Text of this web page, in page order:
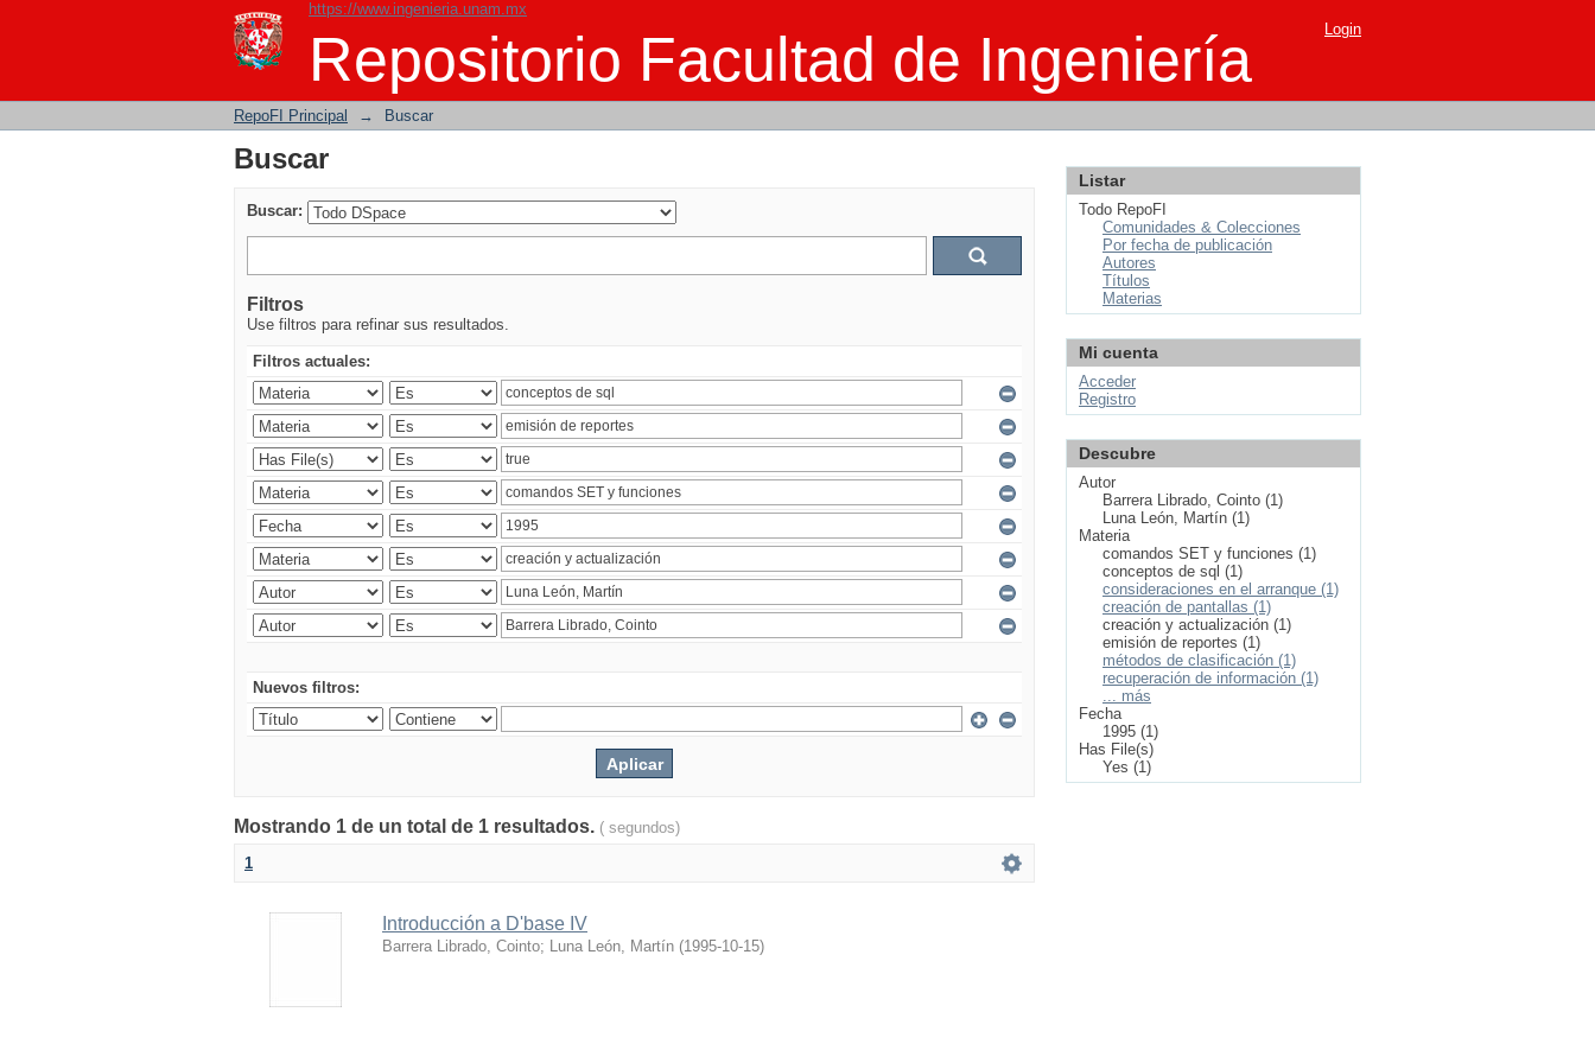
https://www.ingenieria.unam.mx
Repositorio Facultad de Ingeniería
Buscar Login
RepoFI Principal → Buscar
Buscar
Buscar:
Filtros
Use filtros para refinar sus resultados.
Filtros actuales:
Nuevos filtros:
Mostrando 1 de un total de 1 resultados. ( segundos)
1
Introducción a D'base IV
Barrera Librado, Cointo; Luna León, Martín (1995-10-15)
Listar
Todo RepoFI
Comunidades & Colecciones
Por fecha de publicación
Autores
Títulos
Materias
Mi cuenta
Acceder
Registro
Descubre
Autor
Barrera Librado, Cointo (1)
Luna León, Martín (1)
Materia
comandos SET y funciones (1)
conceptos de sql (1)
consideraciones en el arranque (1)
creación de pantallas (1)
creación y actualización (1)
emisión de reportes (1)
métodos de clasificación (1)
recuperación de información (1)
... más
Fecha
1995 (1)
Has File(s)
Yes (1)